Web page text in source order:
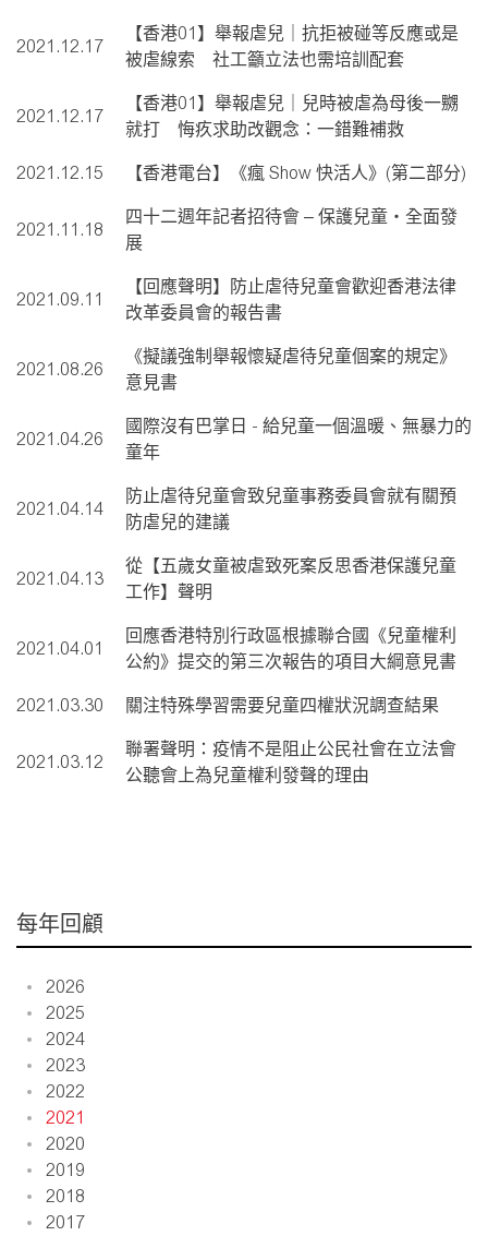
2021.12.17
【香港01】舉報虐兒｜抗拒被碰等反應或是
被虐線索 社工籲立法也需培訓配套
2021.12.17
【香港01】舉報虐兒｜兒時被虐為母後一嬲
就打 悔疚求助改觀念：一錯難補救
2021.12.15 【香港電台】《瘋 Show 快活人》(第二部分)
2021.11.18
四十二週年記者招待會 – 保護兒童‧全面發
展
2021.09.11
【回應聲明】防止虐待兒童會歡迎香港法律
改革委員會的報告書
2021.08.26
《擬議強制舉報懷疑虐待兒童個案的規定》
意見書
2021.04.26
國際沒有巴掌日 - 給兒童一個溫暖、無暴力的
童年
2021.04.14
防止虐待兒童會致兒童事務委員會就有關預
防虐兒的建議
2021.04.13
從【五歲女童被虐致死案反思香港保護兒童
工作】聲明
2021.04.01
回應香港特別行政區根據聯合國《兒童權利
公約》提交的第三次報告的項目大綱意見書
2021.03.30 關注特殊學習需要兒童四權狀況調查結果
2021.03.12
聯署聲明：疫情不是阻止公民社會在立法會
公聽會上為兒童權利發聲的理由
每年回顧
2026
2025
2024
2023
2022
2021
2020
2019
2018
2017